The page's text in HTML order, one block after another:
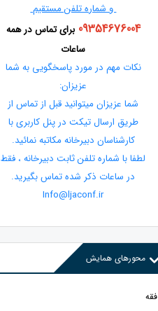
و شماره تلفن مستقیم
09354676004 برای تماس در همه
ساعات
نکات مهم در مورد پاسخگویی به شما
عزیزان:
شما عزیزان میتوانید قبل از تماس از
طریق ارسال تیکت در پنل کاربری با
کارشناسان دبیرخانه مکاتبه نمائید.
لطفا با شماره تلفن ثابت دبیرخانه ، فقط
در ساعات ذکر شده تماس بگیرید.
Info@ljaconf.ir
محورهای همایش
فقه